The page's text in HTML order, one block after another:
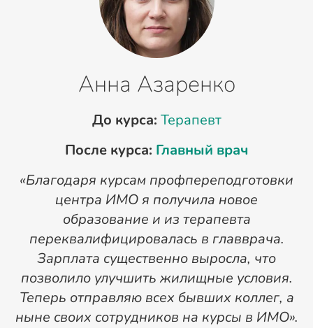
Анна Азаренко
До курса: Терапевт
После курса: Главный врач
«Благодаря курсам профпереподготовки
центра ИМО я получила новое
образование и из терапевта
переквалифицировалась в главврача.
Зарплата существенно выросла, что
позволило улучшить жилищные условия.
Теперь отправляю всех бывших коллег, а
ныне своих сотрудников на курсы в ИМО».